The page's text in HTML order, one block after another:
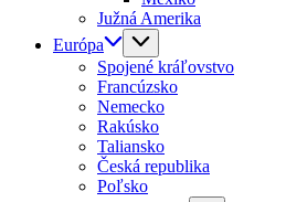
Južná Amerika
Európa
Spojené kráľovstvo
Francúzsko
Nemecko
Rakúsko
Taliansko
Česká republika
Poľsko